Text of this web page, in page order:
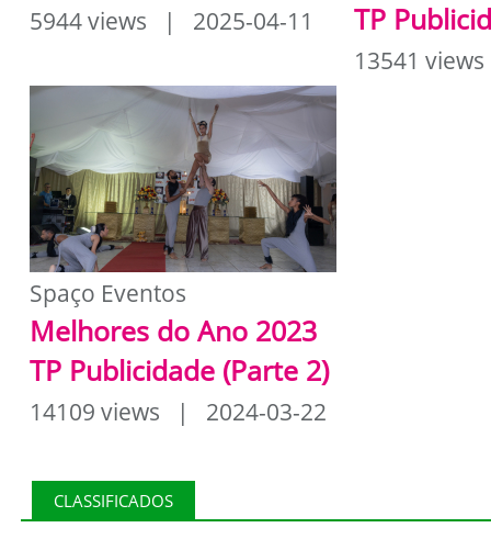
5944 views | 2025-04-11
TP
13541
Spaço Eventos
Melhores do Ano 2023
TP Publicidade (Parte 2)
14109 views | 2024-03-22
CLASSIFICADOS